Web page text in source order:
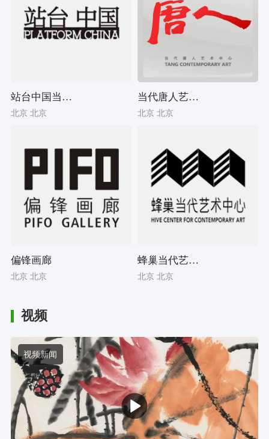
站台中国当代艺术机构
北京 北京
当代唐人艺术中心-第一空间
北京 北京
偏锋画廊
北京 北京
蜂巢当代艺术中心
北京 北京
视频
视频新闻